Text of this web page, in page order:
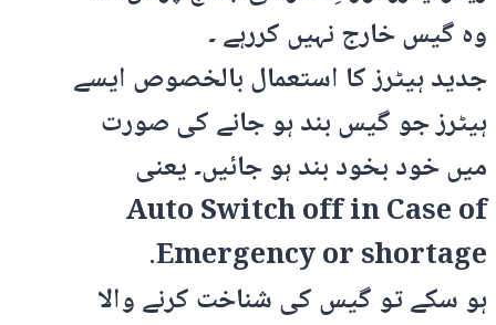
وہ گیس خارج نہیں کررہے ۔
جدید ہیٹرز کا استعمال بالخصوص ایسے
ہیٹرز جو گیس بند ہو جانے کی صورت
میں خود بخود بند ہو جائیں۔ یعنی
Auto Switch off in Case of
Emergency or shortage.
ہو سکے تو گیس کی شناخت کرنے والا